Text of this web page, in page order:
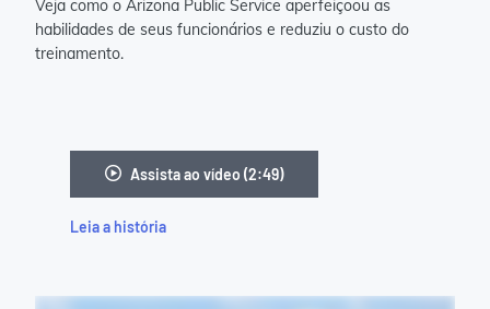
Veja como o Arizona Public Service aperfeiçoou as
habilidades de seus funcionários e reduziu o custo do
treinamento.
Assista ao vídeo (2:49)
Leia a história